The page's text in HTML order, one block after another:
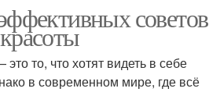
советов
то, что хотят видеть в себе
в современном мире, где всё